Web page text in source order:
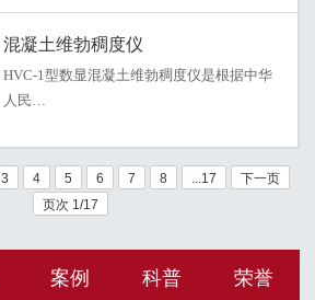
混凝土维勃稠度仪
HVC-1型数显混凝土维勃稠度仪是根据中华
人民…
3 4 5 6 7 8 ...17
下一页
页次 1/17
案例 科普 荣誉